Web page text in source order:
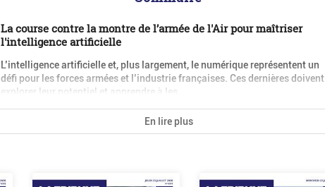
La course contre la montre de l’armée de l'Air pour maîtriser
l'intelligence artificielle
L’intelligence artificielle et, plus largement, le numérique représentent un
défi pour les forces armées et l’industrie françaises. Ces dernières doivent
explorer leur potentiel et apprendre à les...
En lire plus